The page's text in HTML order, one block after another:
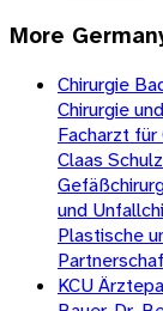
More
Chirurgie
Chirurgie
Facharzt für
Claas
und
Plastische
KCU